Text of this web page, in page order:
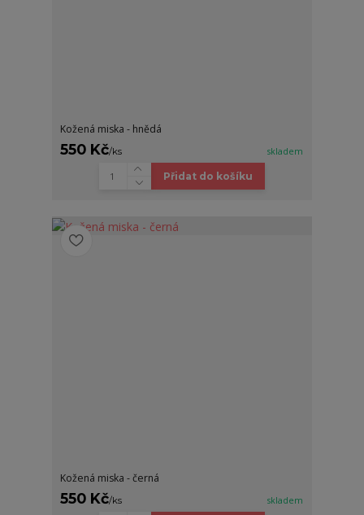
Kožená miska - hnědá
550 Kč/ks skladem
Přidat do košíku
Kožená miska - černá
550 Kč/ks skladem